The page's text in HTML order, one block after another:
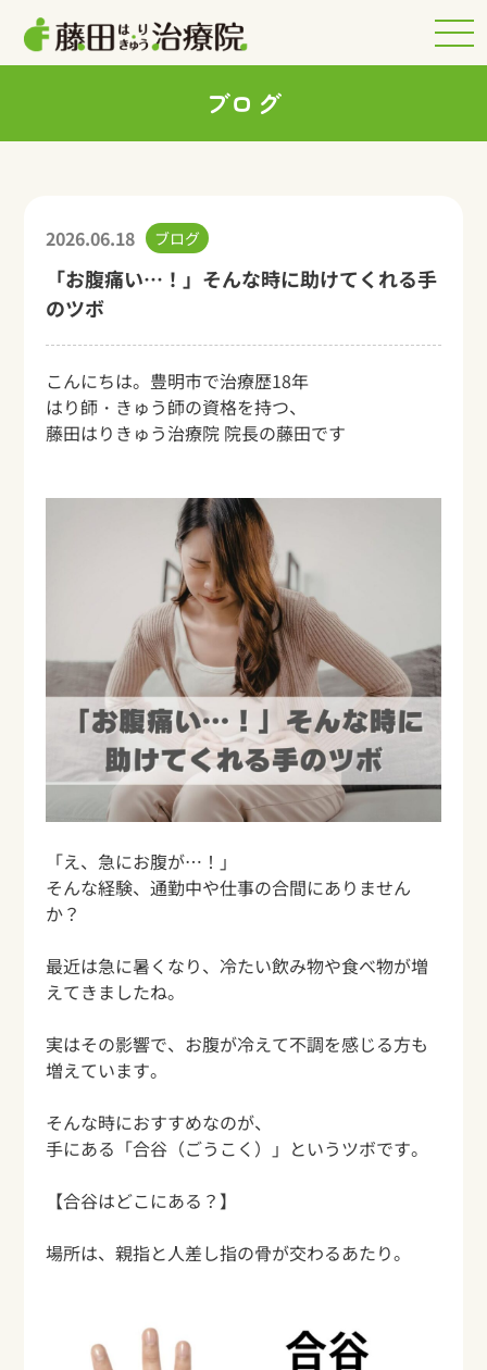
ブログ
2026.06.18 ブログ
「お腹痛い…！」そんな時に助けてくれる手
のツボ
こんにちは。豊明市で治療歴18年
はり師・きゅう師の資格を持つ、
藤田はりきゅう治療院 院長の藤田です
「え、急にお腹が…！」
そんな経験、通勤中や仕事の合間にありません
か？
最近は急に暑くなり、冷たい飲み物や食べ物が増
えてきましたね。
実はその影響で、お腹が冷えて不調を感じる方も
増えています。
そんな時におすすめなのが、
手にある「合谷（ごうこく）」というツボです。
【合谷はどこにある？】
場所は、親指と人差し指の骨が交わるあたり。